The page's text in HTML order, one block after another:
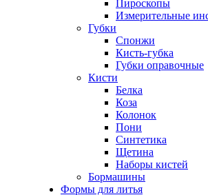
Пироскопы
Измерительные
Губки
Спонжи
Кисть-губка
Губки оправочные
Кисти
Белка
Коза
Колонок
Пони
Синтетика
Щетина
Наборы кистей
Бормашины
Формы для литья